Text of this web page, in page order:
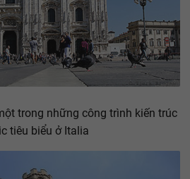
trong những công trình kiến trúc
tiêu biểu ở Italia